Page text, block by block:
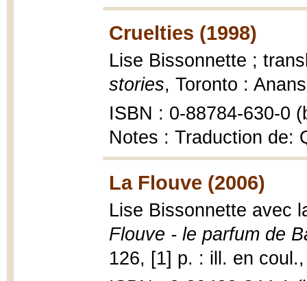
Cruelties (1998)
Lise Bissonnette ;
stories, Toronto :
ISBN : 0-88784-630-0
Notes : Traduction de:
La Flouve (2006)
Lise Bissonnette avec
Flouve - le parfum de
126, [1] p. : ill. en